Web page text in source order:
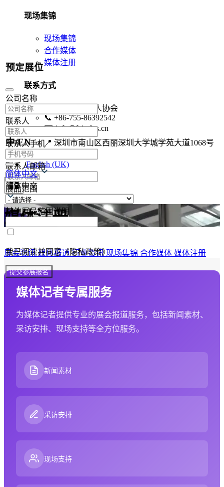
现场集锦
现场集锦
合作媒体
媒体注册
联系方式
深圳市机器人协会
📞 +86-755-86392542
✉️info@fairplus.cn
📍 深圳市南山区西丽深圳大学城学苑大道1068号
联系我们
English (UK)
媒体注册
展会资讯媒体报道行业资讯现场集锦 合作媒体 媒体注册
媒体记者专属服务
为媒体记者提供专业的展会报道服务，包括新闻素材、
采访安排、现场支持等全方位服务。
新闻素材
采访安排
现场支持
预定展位
公司名称
联系人
联系人手机
联系人邮箱
展品范围
其他展品范围说明
我已阅读并同意《隐私政策》
提交参展报名
中/EN
简体中文
简体中文